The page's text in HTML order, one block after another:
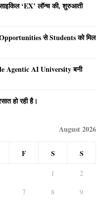
‘EX’ लॉन्च की, शुरुआती
से Students को मिल
Agentic AI University बनी
हो रही है।
August 2026
F S S
1
2
7 8
9